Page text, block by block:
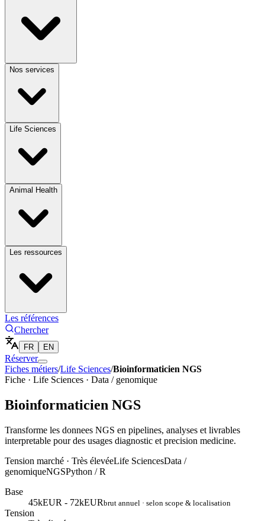
Nos services
Life Sciences
Animal Health
Les ressources
Les références
Chercher
FR EN
Réserver
Fiches métiers/Life Sciences/Bioinformaticien NGS
Fiche · Life Sciences · Data / genomique
Bioinformaticien NGS
Transforme les donnees NGS en pipelines, analyses et livrables
interpretable pour des usages diagnostic et precision medicine.
Tension marché · Très élevéeLife SciencesData /
genomiqueNGSPython / R
Base
45kEUR - 72kEURbrut annuel · selon scope & localisation
Tension